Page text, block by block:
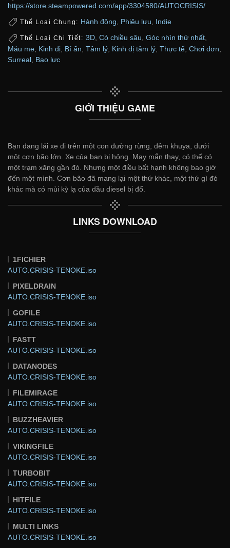
https://store.steampowered.com/app/3304580/AUTOCRISIS/
Thể Loại Chung: Hành động Phiêu lưu Indie
Thể Loại Chi Tiết: 3D, Có chiều sâu, Góc nhìn thứ nhất,
Máu me Kinh dị Bí ẩn Tâm lý Kinh dị tâm lý Thực tế Chơi đơn
Surreal Bạo lực
GIỚI THIỆU GAME
Bạn đang lái xe đi trên một con đường rừng, đêm khuya, dưới
một cơn bão lớn. Xe của bạn bị hỏng. May mắn thay, có thể có
một trạm xăng gần đó. Nhưng một điều bất hạnh không bao giờ
đến một mình. Cơn bão đã mang lại một thứ khác, một thứ gì đó
khác mà có mùi kỳ lạ của dầu diesel bị đổ.
LINKS DOWNLOAD
1FICHIER
AUTO.CRISIS-TENOKE.iso
PIXELDRAIN
AUTO.CRISIS-TENOKE.iso
GOFILE
AUTO.CRISIS-TENOKE.iso
FASTT
AUTO.CRISIS-TENOKE.iso
DATANODES
AUTO.CRISIS-TENOKE.iso
FILEMIRAGE
AUTO.CRISIS-TENOKE.iso
BUZZHEAVIER
AUTO.CRISIS-TENOKE.iso
VIKINGFILE
AUTO.CRISIS-TENOKE.iso
TURBOBIT
AUTO.CRISIS-TENOKE.iso
HITFILE
AUTO.CRISIS-TENOKE.iso
MULTI LINKS
AUTO.CRISIS-TENOKE.iso